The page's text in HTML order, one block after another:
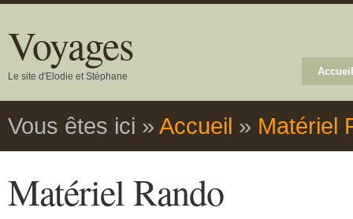
Voyages
Le site d'Elodie et Stéphane Accueil
Vous êtes ici » Accueil » Matériel
Matériel Rando